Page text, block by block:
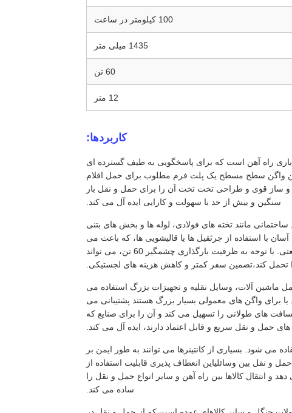
100 کیلومتر در ساعت
1435 میلی متر
60 تن
12 متر
کاربردها:
راه آهن است که برای پاسخگویی به طیف گسترده ای
و نقل طراحی شده است. با عرض 3 متر و ارتفاع 1.5 متر،این واگن سطح مسطح یک پلت فرم مطلوب برای حمل اقلام
قوی و طراحی تخت تخت آن را برای حمل و نقل بار
سنگین و بیش از حد با سهولت و کارایی ایده آل می کند.
مانند تخته های فولادی، لوله ها و بخش های بتنی
با استفاده از جرثقیل ها یا قالیشویی ها، که باعث می
شود آن را بسیار مناسب برای سایت های ساخت و ساز و پروژه های صنعتی. با توجه به ظرفیت بارگذاری چشمگیر 60 تن، می تواند
تحمل کند،تضمین سفر کمتر و کاهش هزینه های لجستیکی.
ماشین آلات، وسایل نقلیه و تجهیزات بزرگ استفاده می
برای واگن های معمولی بسیار بزرگ هستند پشتیبانی می
تحویل به موقع در مسافت های طولانی را تسهیل می کند و آن را برای صنایع که
های حمل و نقل سریع و قابل اعتماد دارند، ایده آل می کند.
شود. بسیاری از کانتینرها می توانند به طور ایمن بر
نقل بین وسائلیاین انعطاف پذیری قابلیت استفاده از
و انتقال کالاها بین راه آهن و سایر انواع حمل و نقل را
ساده می کند.